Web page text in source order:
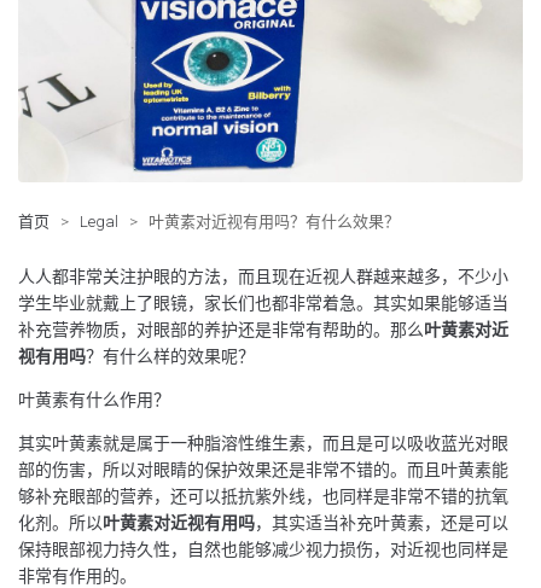
首页 > Legal > 叶黄素对近视有用吗？有什么效果？
人人都非常关注护眼的方法，而且现在近视人群越来越多，不少小
学生毕业就戴上了眼镜，家长们也都非常着急。其实如果能够适当
补充营养物质，对眼部的养护还是非常有帮助的。那么叶黄素对近
视有用吗？有什么样的效果呢？
叶黄素有什么作用？
其实叶黄素就是属于一种脂溶性维生素，而且是可以吸收蓝光对眼
部的伤害，所以对眼睛的保护效果还是非常不错的。而且叶黄素能
够补充眼部的营养，还可以抵抗紫外线，也同样是非常不错的抗氧
化剂。所以叶黄素对近视有用吗，其实适当补充叶黄素，还是可以
保持眼部视力持久性，自然也能够减少视力损伤，对近视也同样是
非常有作用的。